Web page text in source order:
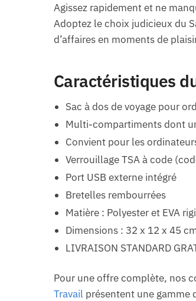
Agissez rapidement et ne
Adoptez le choix judicieux du
d’affaires en moments de
Caractéristiques
Sac à dos de voyage pour
Multi-compartiments dont
Convient pour les
Verrouillage TSA à code
Port USB externe intégré
Bretelles rembourrées
Matière : Polyester et EVA
Dimensions : 32 x 12 x 45
LIVRAISON STANDARD
Pour une offre complète, nos
Travail présentent une gamme